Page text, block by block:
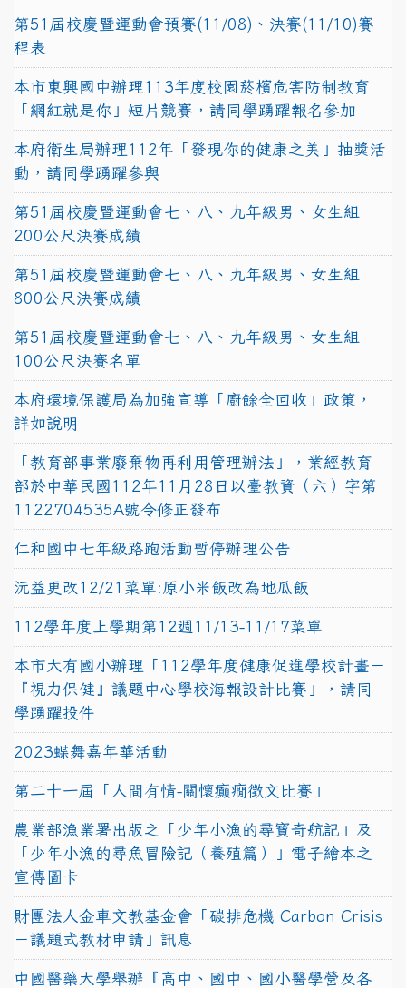
第51屆校慶暨運動會預賽(11/08)、決賽(11/10)賽
程表
本市東興國中辦理113年度校園菸檳危害防制教育
「網紅就是你」短片競賽，請同學踴躍報名參加
本府衛生局辦理112年「發現你的健康之美」抽獎活
動，請同學踴躍參與
第51屆校慶暨運動會七、八、九年級男、女生組
200公尺決賽成績
第51屆校慶暨運動會七、八、九年級男、女生組
800公尺決賽成績
第51屆校慶暨運動會七、八、九年級男、女生組
100公尺決賽名單
本府環境保護局為加強宣導「廚餘全回收」政策，
詳如說明
「教育部事業廢棄物再利用管理辦法」，業經教育
部於中華民國112年11月28日以臺教資（六）字第
1122704535A號令修正發布
仁和國中七年級路跑活動暫停辦理公告
沅益更改12/21菜單:原小米飯改為地瓜飯
112學年度上學期第12週11/13-11/17菜單
本市大有國小辦理「112學年度健康促進學校計畫－
『視力保健』議題中心學校海報設計比賽」，請同
學踴躍投件
2023蝶舞嘉年華活動
第二十一屆「人間有情-關懷癲癇徵文比賽」
農業部漁業署出版之「少年小漁的尋寶奇航記」及
「少年小漁的尋魚冒險記（養殖篇）」電子繪本之
宣傳圖卡
財團法人金車文教基金會「碳排危機 Carbon Crisis
－議題式教材申請」訊息
中國醫藥大學舉辦『高中、國中、國小醫學營及各